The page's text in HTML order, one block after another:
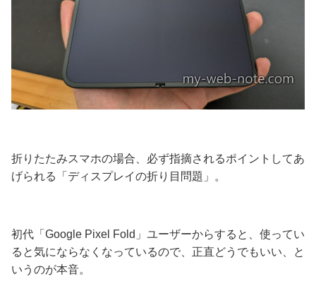
折りたたみスマホの場合、必ず指摘されるポイントしてあ
げられる「ディスプレイの折り目問題」。
初代「Google Pixel Fold」ユーザーからすると、使ってい
ると気にならなくなっているので、正直どうでもいい、と
いうのが本音。